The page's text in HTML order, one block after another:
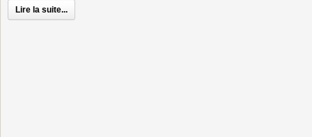
Lire la suite...